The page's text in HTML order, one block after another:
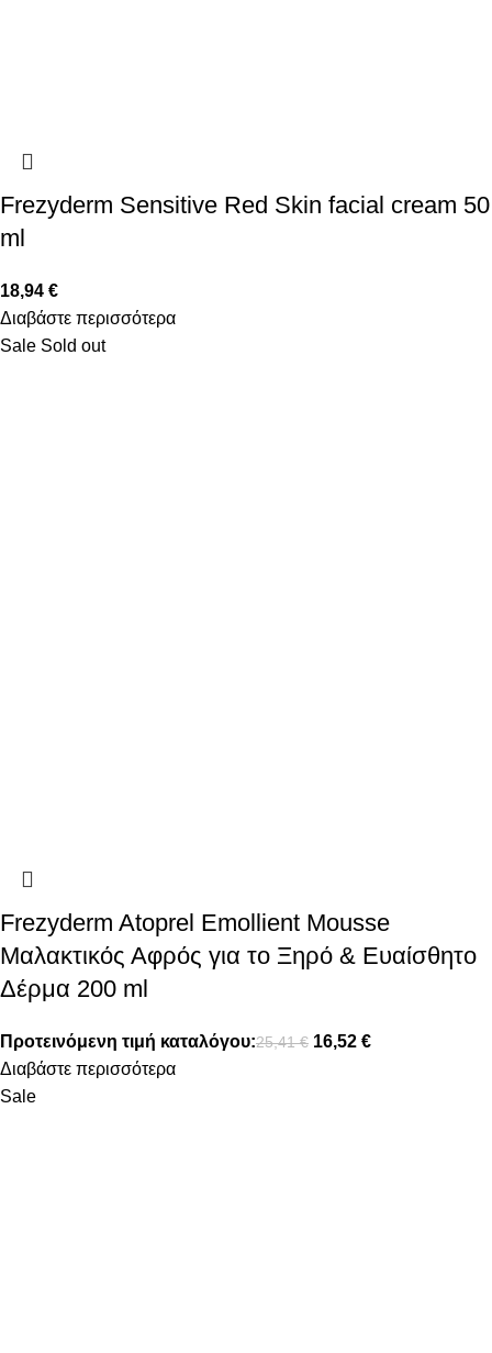
Frezyderm Sensitive Red Skin facial cream 50
ml
18,94 €
Διαβάστε περισσότερα
Sale Sold out
Frezyderm Atoprel Emollient Mousse
Μαλακτικός Αφρός για το Ξηρό & Ευαίσθητο
Δέρμα 200 ml
Προτεινόμενη τιμή καταλόγου:25,41€ 16,52 €
Διαβάστε περισσότερα
Sale